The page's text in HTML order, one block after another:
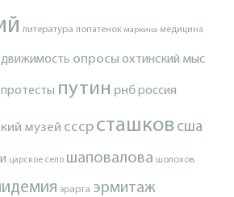
литература лопатенок маркина медицина
опросы охтинский мыс
протесты путин рнброссия
музей ссср сташков сша
царское село шаповалова шолохов
эрарта эрмитаж